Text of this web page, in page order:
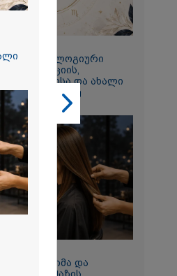
2026
ასტროლოგიური
– ინტუიციის,
და ახალი
დღე
2026
თმა და